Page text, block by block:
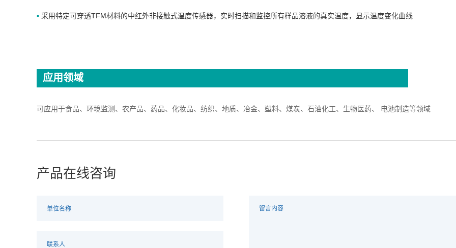
▪ 采用特定可穿透TFM材料的中红外非接触式温度传感器，实时扫描和监控所有样品溶液的真实温度，显示温度变化曲线
应用领域
可应用于食品、环境监测、农产品、药品、化妆品、纺织、地质、冶金、塑料、煤炭、石油化工、生物医药、 电池制造等领域
产品在线咨询